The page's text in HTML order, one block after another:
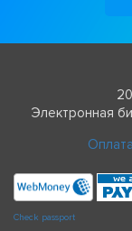
Электронная
Check passport